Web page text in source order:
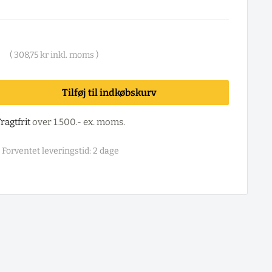
( 308,75 krinkl. moms )
Tilføj til indkøbskurv
over 1.500.- ex. moms.
Forventet leveringstid: 2 dage